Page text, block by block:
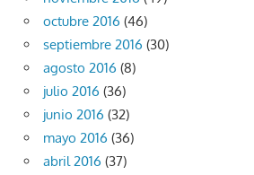
octubre 2016 (46)
septiembre 2016 (30)
agosto 2016 (8)
julio 2016 (36)
junio 2016 (32)
mayo 2016 (36)
abril 2016 (37)